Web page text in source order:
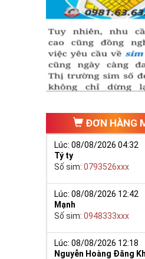
ĐƠN HÀNG
Lúc: 08/08/2026 04:32
Tý ty
Số sim:0793526xxx
Lúc: 08/08/2026 12:42
Mạnh
Số sim:0948333xxx
Lúc: 08/08/2026 12:18
Nguyễn Hoàng Đăng